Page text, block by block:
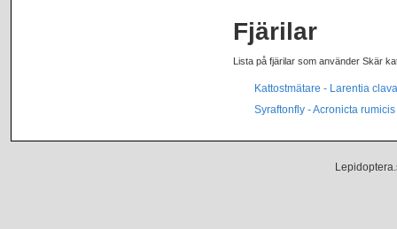
Fjärilar
Lista på fjärilar som använder Skär
Kattostmätare - Larentia
Syraftonfly - Acronicta rumicis